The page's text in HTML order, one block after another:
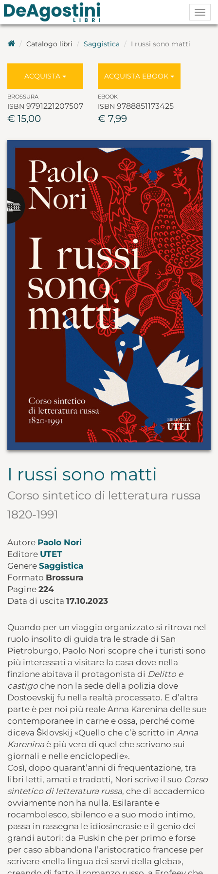
Catalogo libri Saggistica I russi sono matti
ACQUISTA
BROSSURA
ISBN 9791221207507
€ 15,00
ACQUISTA EBOOK
EBOOK
ISBN 9788851173425
€ 7,99
I russi sono matti
Corso sintetico di letteratura russa
1820-1991
Autore Paolo Nori
Editore UTET
Genere Saggistica
Formato Brossura
Pagine 224
Data di uscita 17.10.2023
Quando per un viaggio organizzato si ritrova nel
ruolo insolito di guida tra le strade di San
Pietroburgo, Paolo Nori scopre che i turisti sono
più interessati a visitare la casa dove nella
finzione abitava il protagonista di Delitto e
castigo che non la sede della polizia dove
Dostoevskij fu nella realtà processato. E d’altra
parte è per noi più reale Anna Karenina delle sue
contemporanee in carne e ossa, perché come
diceva Šklovskij «Quello che c’è scritto in Anna
Karenina è più vero di quel che scrivono sui
giornali e nelle enciclopedie».
Così, dopo quarant’anni di frequentazione, tra
libri letti, amati e tradotti, Nori scrive il suo Corso
sintetico di letteratura russa, che di accademico
ovviamente non ha nulla. Esilarante e
rocambolesco, sbilenco e a suo modo intimo,
passa in rassegna le idiosincrasie e il genio dei
grandi autori: da Puskin che per primo e forse
per caso abbandona l’aristocratico francese per
scrivere «nella lingua dei servi della gleba»,